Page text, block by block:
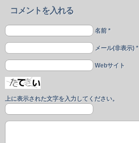
コメントを入れる
名前 *
メール(非表示) *
Webサイト
上に表示された文字を入力してください。